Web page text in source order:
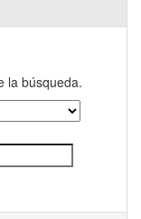
la búsqueda.